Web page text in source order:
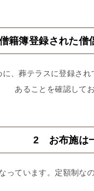
籍簿登録された僧
、葬テラスに登録さ
あることを確認して
2 お布施は
っています。定額制な